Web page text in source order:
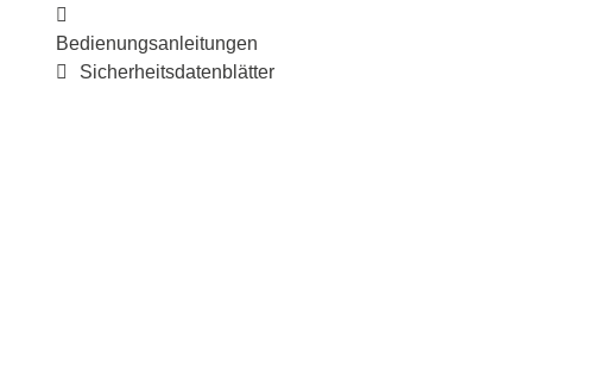
Bedienungsanleitungen
Sicherheitsdatenblätter